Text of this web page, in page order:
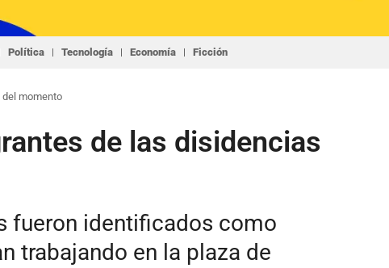
Política Tecnología Economía Ficción
momento
de las disidencias
fueron identificados como
trabajando en la plaza de